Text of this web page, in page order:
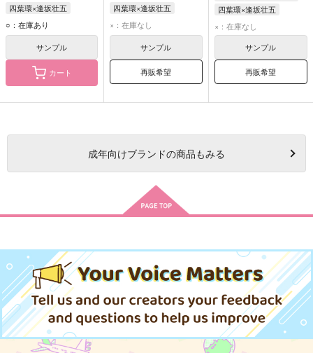
四葉環×逢坂壮五
四葉環
逢坂壮五
○：在庫あり
サンプル
カート
四葉環×逢坂壮五
四葉環
逢坂壮五
×：在庫なし
サンプル
再販希望
四葉環×逢坂壮五
四葉環
逢坂壮五
×：在庫なし
サンプル
再販希望
成年向けブランドの商品もみる